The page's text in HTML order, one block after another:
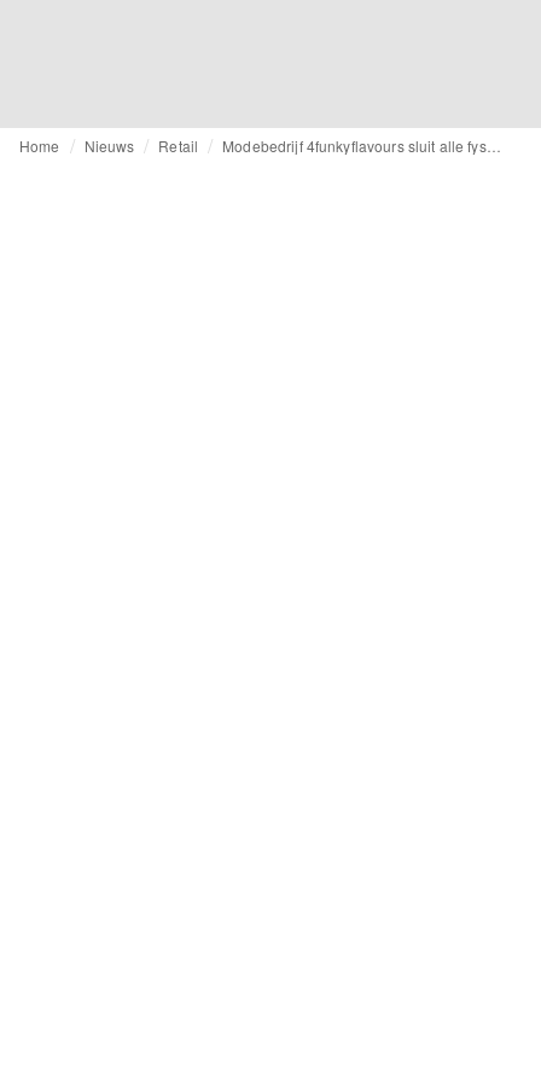
Home Nieuws Retail Modebedrijf 4funkyflavours sluit alle fysieke winkels en kiest voor online strategie